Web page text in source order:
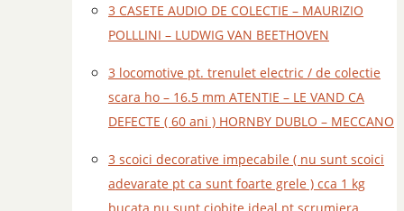
3 CASETE AUDIO DE COLECTIE – MAURIZIO
POLLLINI – LUDWIG VAN BEETHOVEN
3 locomotive pt. trenulet electric / de colectie
scara ho – 16.5 mm ATENTIE – LE VAND CA
DEFECTE ( 60 ani ) HORNBY DUBLO – MECCANO
3 scoici decorative impecabile ( nu sunt scoici
adevarate pt ca sunt foarte grele ) cca 1 kg